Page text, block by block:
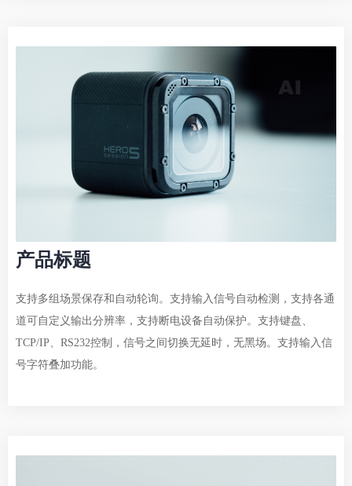
产品标题
支持多组场景保存和自动轮询。支持输入信号自动检测，支持各通
道可自定义输出分辨率，支持断电设备自动保护。支持键盘、
TCP/IP、RS232控制，信号之间切换无延时，无黑场。支持输入信
号字符叠加功能。